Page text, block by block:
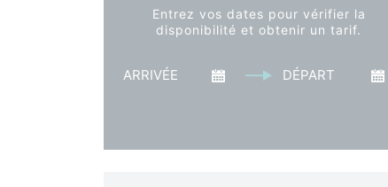
Entrez vos dates pour vérifier la
disponibilité et obtenir un tarif.
Arrivée Départ